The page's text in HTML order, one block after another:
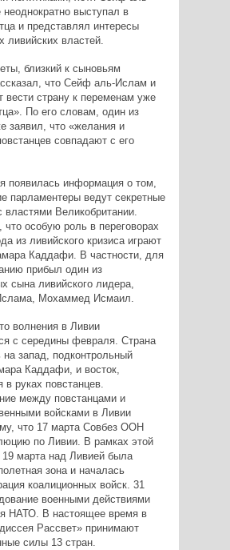
выступал в
и представлял интересы
ливийских властей.
близкий к сыновьям
что Сейф аль-Ислам и
вести страну к переменам уже
По его словам, один из
заявил, что «желания и
совпадают с его
появилась информация о том,
парламентеры ведут секретные
властями Великобритании.
особую роль в переговорах
из ливийского кризиса играют
Каддафи. В частности, для
прибыл один из
сына ливийского лидера,
Мохаммед Исмаил.
волнения в Ливии
с середины февраля. Страна
на запад, подконтрольный
Каддафи, и восток,
в руках повстанцев.
между повстанцами и
войсками в Ливии
что 17 марта Совбез ООН
по Ливии. В рамках этой
марта над Ливией была
зона и началась
коалиционных войск. 31
военными действиями
НАТО. В настоящее время в
Рассвет» принимают
силы 13 стран.